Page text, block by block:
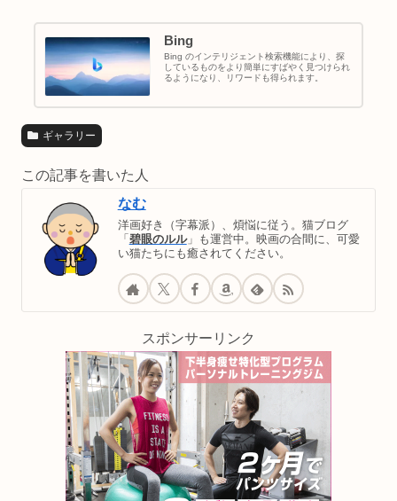
Bing
Bing のインテリジェント検索機能により、探
しているものをより簡単にすばやく見つけられ
るようになり、リワードも得られます。
ギャラリー
この記事を書いた人
なむ
洋画好き（字幕派）、煩悩に従う。猫ブログ
「 碧眼のルル」も運営中。映画の合間に、可愛
い猫たちにも癒されてください。
スポンサーリンク